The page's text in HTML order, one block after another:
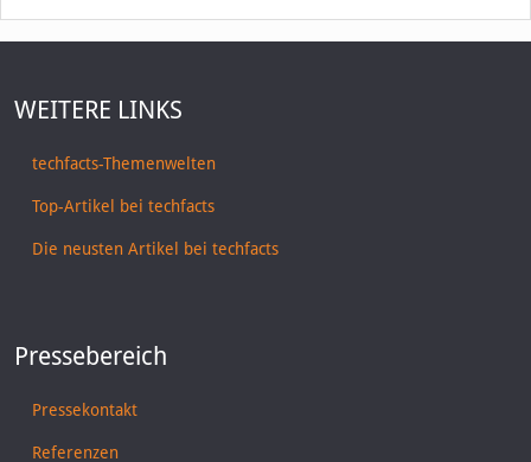
WEITERE LINKS
techfacts-Themenwelten
Top-Artikel bei techfacts
Die neusten Artikel bei techfacts
Pressebereich
Pressekontakt
Referenzen